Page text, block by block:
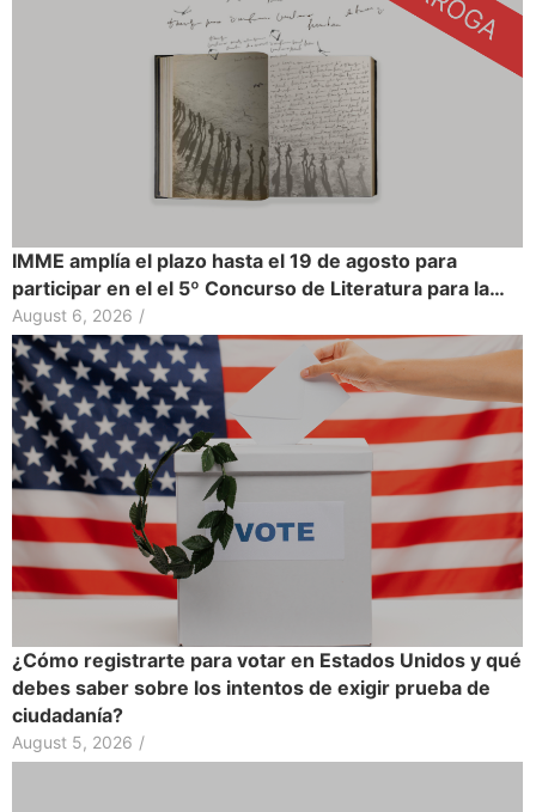
IMME amplía el plazo hasta el 19 de agosto para
participar en el el 5º Concurso de Literatura para la…
August 6, 2026 /
¿Cómo registrarte para votar en Estados Unidos y qué
debes saber sobre los intentos de exigir prueba de
ciudadanía?
August 5, 2026 /